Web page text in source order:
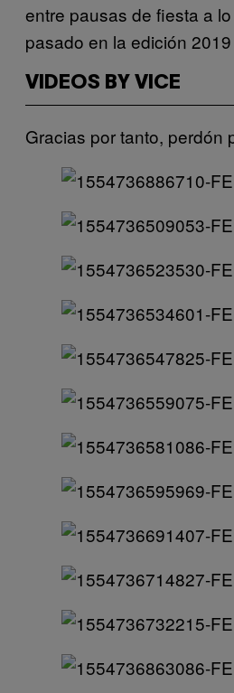
entre pausas de fiesta a
pasado en la edición
VIDEOS BY VICE
Gracias por tanto, perdón